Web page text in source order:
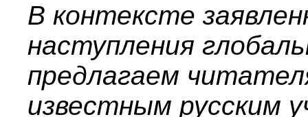
В контексте
наступления
предлагаем
известным русским